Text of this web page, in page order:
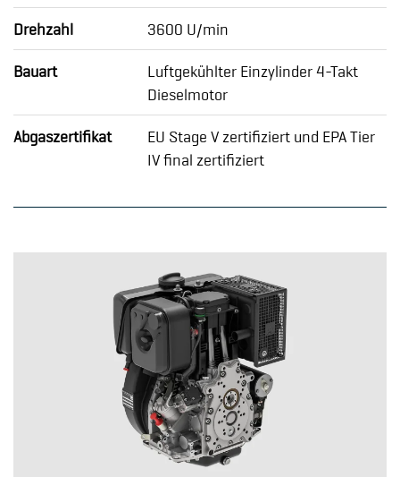
Drehzahl
3600 U/min
Bauart
Luftgekühlter Einzylinder 4-Takt
Dieselmotor
Abgaszertifikat
EU Stage V zertifiziert und EPA Tier
IV final zertifiziert